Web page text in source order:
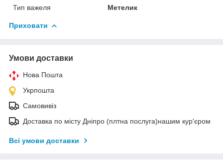
Тип важеля
Метелик
Приховати
Умови доставки
Нова Пошта
Укрпошта
Самовивіз
Доставка по місту Дніпро (плтна послуга)нашим кур'єром
Всі умови доставки